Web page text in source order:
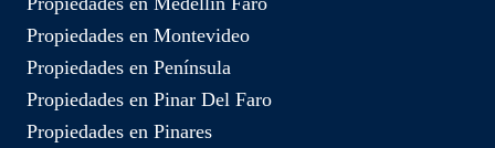
Propiedades en Montevideo
Propiedades en Península
Propiedades en Pinar Del Faro
Propiedades en Pinares